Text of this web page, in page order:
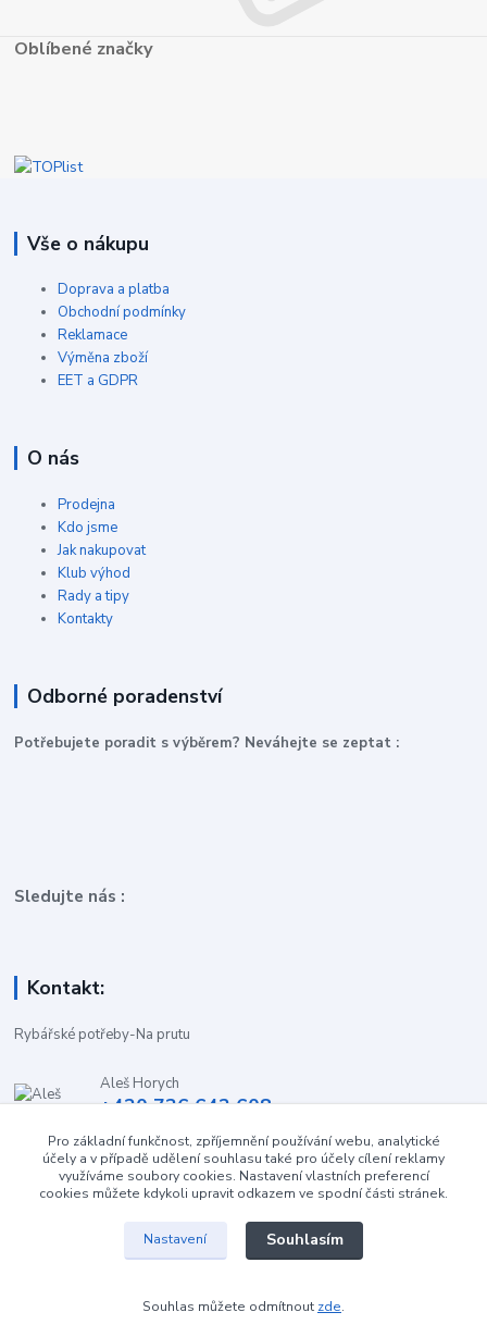
Oblíbené značky
Vše o nákupu
Doprava a platba
Obchodní podmínky
Reklamace
Výměna zboží
EET a GDPR
O nás
Prodejna
Kdo jsme
Jak nakupovat
Klub výhod
Rady a tipy
Kontakty
Odborné poradenství
Potřebujete poradit s výběrem? Neváhejte se zeptat :
Sledujte nás :
Kontakt:
Rybářské potřeby-Na prutu
Aleš Horych
+420 736 642 608
obchod-naprutu@seznam.cz
Pro základní funkčnost, zpříjemnění používání webu, analytické
účely a v případě udělení souhlasu také pro účely cílení reklamy
využíváme soubory cookies. Nastavení vlastních preferencí
cookies můžete kdykoli upravit odkazem ve spodní části stránek.
Nastavení Souhlasím
Souhlas můžete odmítnout zde.